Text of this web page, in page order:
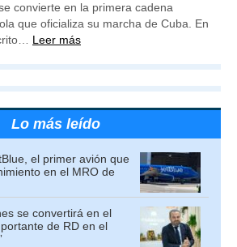
convierte en la primera cadena
que oficializa su marcha de Cuba. En
Leer más
Lo más leído
el primer avión que
en el MRO de
se convertirá en el
de RD en el